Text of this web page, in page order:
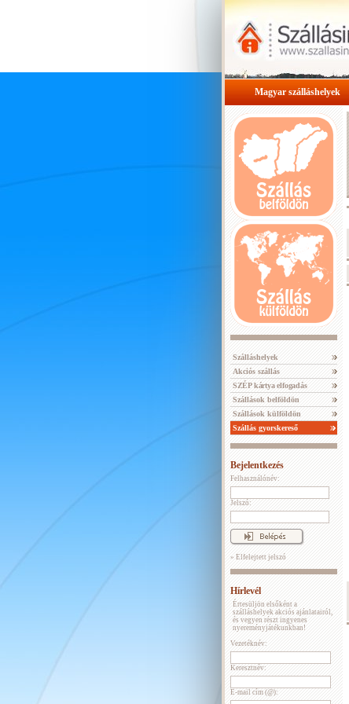
Magyar szálláshelyek
Szálláshelyek
Akciós szállás
SZÉP kártya elfogadás
Szállások belföldön
Szállások külföldön
Szállás gyorskereső
Bejelentkezés
Felhasználónév:
Jelszó:
» Elfelejtett jelszó
Hírlevél
Értesüljön elsőként a
szálláshelyek akciós ajánlatairól,
és vegyen részt ingyenes
nyereményjátékunkban!
Vezetéknév:
Keresztnév:
E-mail cím (@):